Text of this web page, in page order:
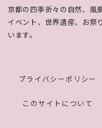
京都の四季折々の自然、風
イベント、世界遺産、お祭
います。
プライバシーポリシー
このサイトについて